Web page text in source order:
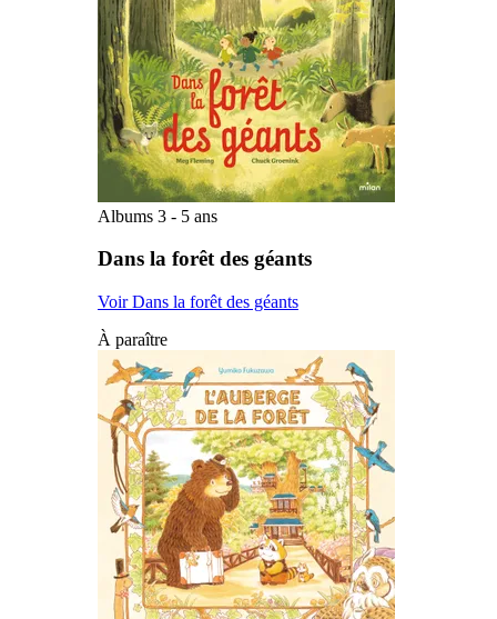
Albums 3 - 5 ans
Dans la forêt des géants
Voir Dans la forêt des géants
À paraître